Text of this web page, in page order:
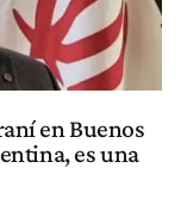
en Buenos
es una